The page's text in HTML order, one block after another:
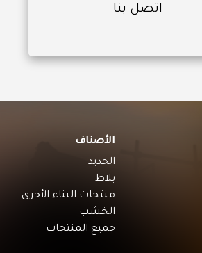
اتصل بنا
الأصناف
الحديد
بلاط
منتجات البناء الأخرى
الخشب
جميع المنتجات